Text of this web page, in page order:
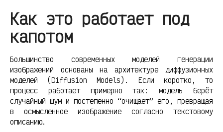
Как это работает под
капотом
Большинство современных моделей генерации
изображений основаны на архитектуре диффузионных
моделей (Diffusion Models). Если коротко, то
процесс работает примерно так: модель берёт
случайный шум и постепенно “очищает” его, превращая
в осмысленное изображение согласно текстовому
описанию.